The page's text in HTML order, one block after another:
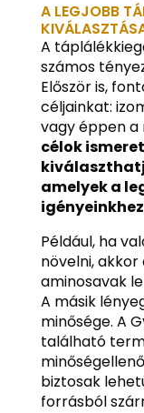
A LEGJOBB
A
számos
Először is,
céljainkat:
vagy éppen a
célok
amelyek a
Például, ha
növelni,
aminosavak
A másik
minősége. A
található
biztosak
forrásból